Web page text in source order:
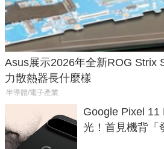
Asus展示2026年全新ROG Strix
力散熱器長什麼樣
半導體/電子產業
Google Pixel 11
光！首見機背「